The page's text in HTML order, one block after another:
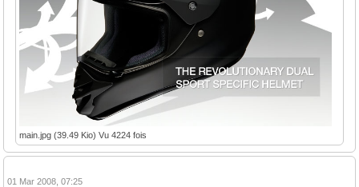
main.jpg (39.49 Kio) Vu 4224 fois
01 Mar 2008, 07:25